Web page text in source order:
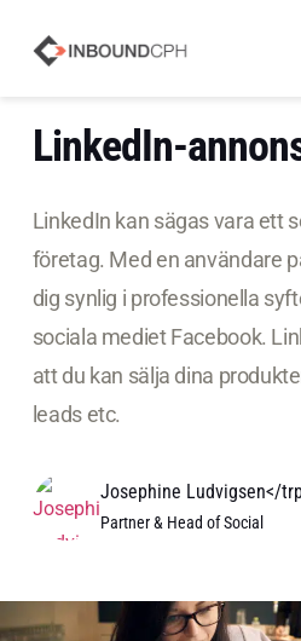
LinkedIn-
LinkedIn kan sägas vara ett
företag. Med en användare
dig synlig i professionella
sociala mediet Facebook.
att du kan sälja dina
leads etc.
Josephine Ludvigsen</
Partner & Head of Social